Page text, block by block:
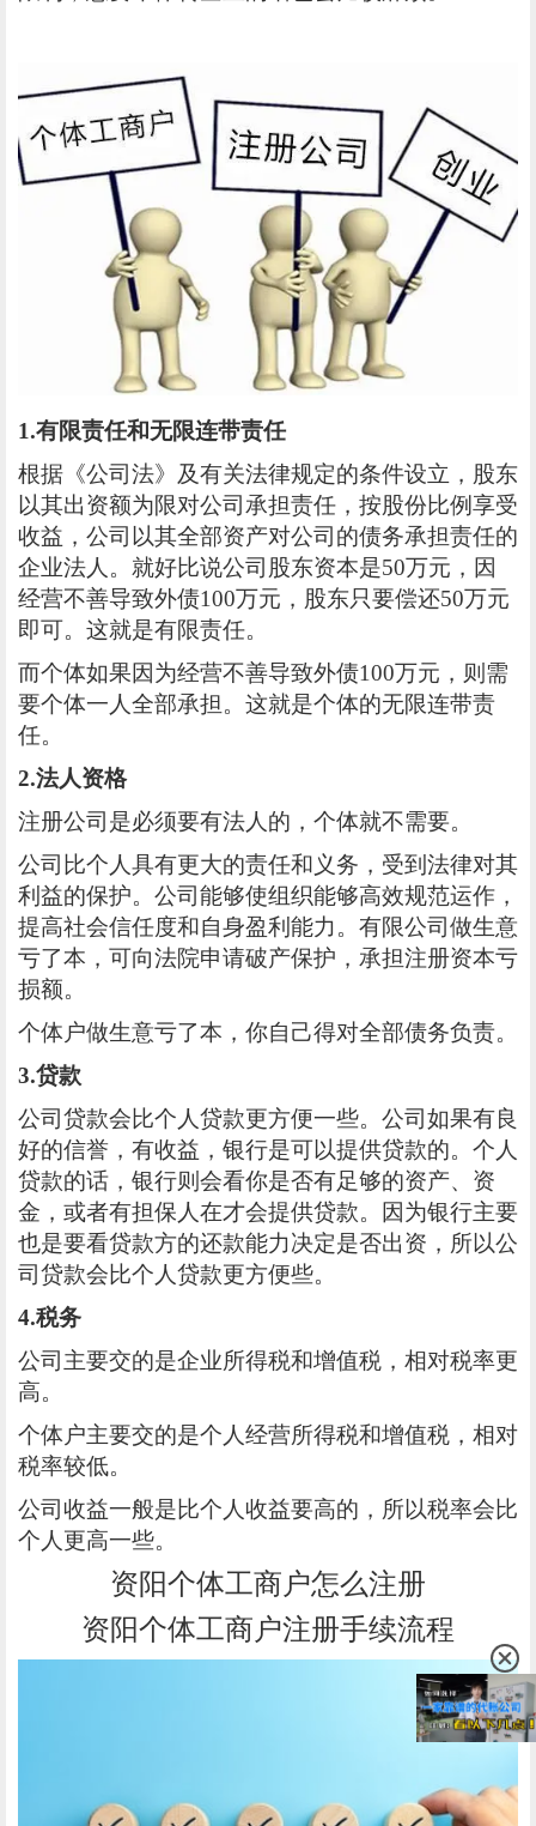
1.有限责任和无限连带责任
根据《公司法》及有关法律规定的条件设立，股东
以其出资额为限对公司承担责任，按股份比例享受
收益，公司以其全部资产对公司的债务承担责任的
企业法人。就好比说公司股东资本是50万元，因
经营不善导致外债100万元，股东只要偿还50万元
即可。这就是有限责任。
而个体如果因为经营不善导致外债100万元，则需
要个体一人全部承担。这就是个体的无限连带责
任。
2.法人资格
注册公司是必须要有法人的，个体就不需要。
公司比个人具有更大的责任和义务，受到法律对其
利益的保护。公司能够使组织能够高效规范运作，
提高社会信任度和自身盈利能力。有限公司做生意
亏了本，可向法院申请破产保护，承担注册资本亏
损额。
个体户做生意亏了本，你自己得对全部债务负责。
3.贷款
公司贷款会比个人贷款更方便一些。公司如果有良
好的信誉，有收益，银行是可以提供贷款的。个人
贷款的话，银行则会看你是否有足够的资产、资
金，或者有担保人在才会提供贷款。因为银行主要
也是要看贷款方的还款能力决定是否出资，所以公
司贷款会比个人贷款更方便些。
4.税务
公司主要交的是企业所得税和增值税，相对税率更
高。
个体户主要交的是个人经营所得税和增值税，相对
税率较低。
公司收益一般是比个人收益要高的，所以税率会比
个人更高一些。
资阳个体工商户怎么注册
资阳个体工商户注册手续流程